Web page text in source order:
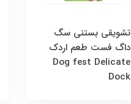
تشویقی بستنی سگ
داگ فست طعم اردک
Dog fest Delicate
Dock